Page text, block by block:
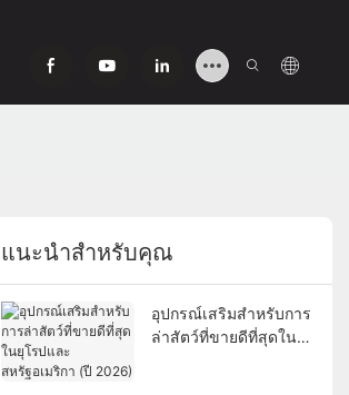
แนะนำสำหรับคุณ
อุปกรณ์เสริมสำหรับการ
ล่าสัตว์ที่ขายดีที่สุดใน